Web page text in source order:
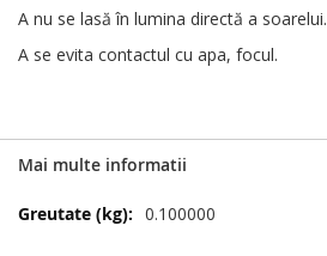
A nu se lasă în lumina directă a soarelui.
A se evita contactul cu apa, focul.
Mai multe informatii
Mai
0.100000